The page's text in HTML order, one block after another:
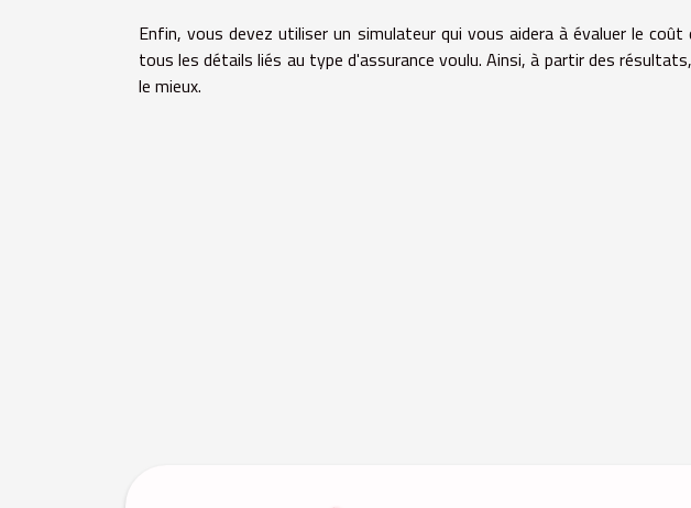
Enfin, vous devez utiliser un simulateur qui vous aidera à évaluer le
tous les détails liés au type d'assurance voulu. Ainsi, à partir des
le mieux.